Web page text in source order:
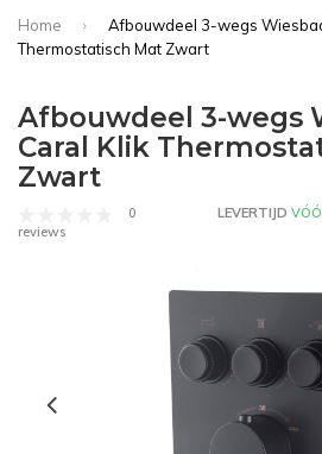
Home
Afbouwdeel 3-wegs
Thermostatisch Mat Zwart
Afbouwdeel 3-wegs
Caral Klik
Zwart
0
reviews
LEVERTIJD